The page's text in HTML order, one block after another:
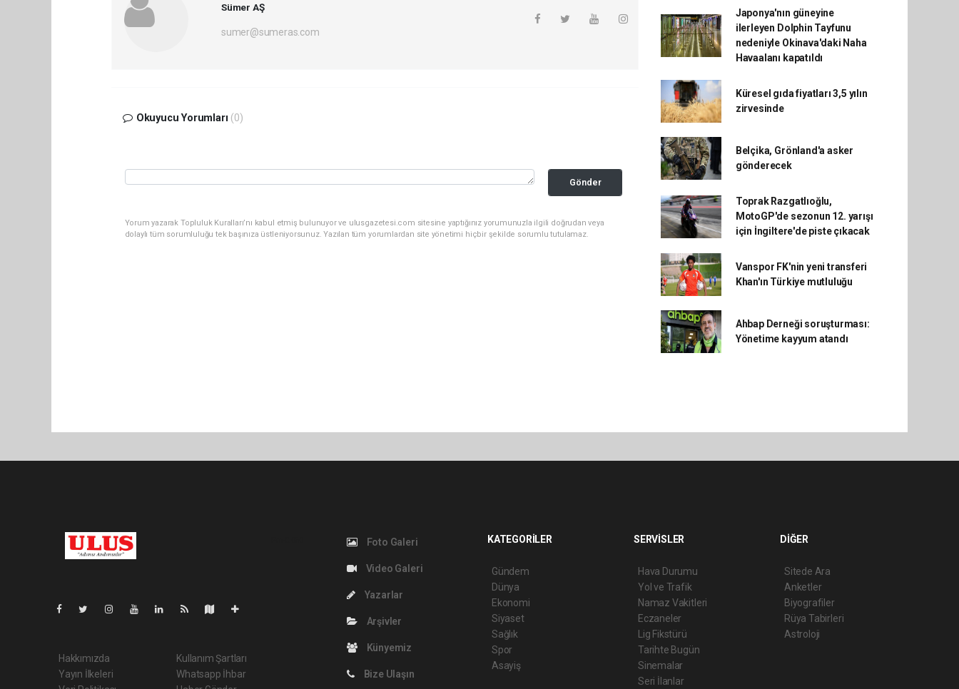
Sümer AŞ
sumer@sumeras.com
Okuyucu Yorumları (0)
Gönder
Yorum yazarak Topluluk Kuralları’nı kabul etmiş bulunuyor ve ulusgazetesi.com sitesine yaptığınız yorumunuzla ilgili doğrudan veya
dolaylı tüm sorumluluğu tek başınıza üstleniyorsunuz. Yazılan tüm yorumlardan site yönetimi hiçbir şekilde sorumlu tutulamaz.
Japonya'nın güneyine
ilerleyen Dolphin Tayfunu
nedeniyle Okinava'daki Naha
Havaalanı kapatıldı
Küresel gıda fiyatları 3,5 yılın
zirvesinde
Belçika, Grönland'a asker
gönderecek
Toprak Razgatlıoğlu,
MotoGP'de sezonun 12. yarışı
için İngiltere'de piste çıkacak
Vanspor FK'nin yeni transferi
Khan'ın Türkiye mutluluğu
Ahbap Derneği soruşturması:
Yönetime kayyum atandı
Hakkımızda
Yayın İlkeleri
Kullanım Şartları
Whatsapp İhbar
Foto Galeri
Video Galeri
Yazarlar
Arşivler
Künyemiz
Bize Ulaşın
KATEGORİLER
Gündem
Dünya
Ekonomi
Siyaset
Sağlık
Spor
Asayiş
SERVİSLER
Hava Durumu
Yol ve Trafik
Namaz Vakitleri
Eczaneler
Lig Fikstürü
Tarihte Bugün
Sinemalar
Seri İlanlar
DİĞER
Sitede Ara
Anketler
Biyografiler
Rüya Tabirleri
Astroloji